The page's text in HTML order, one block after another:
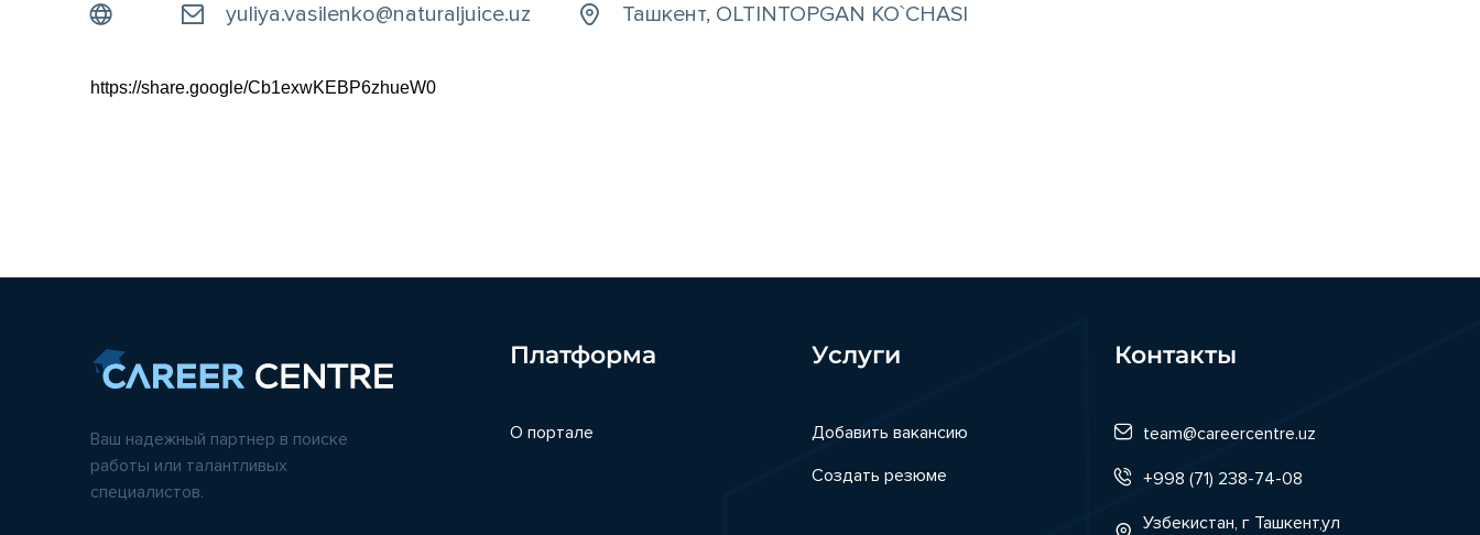
yuliya.vasilenko@naturaljuice.uz Ташкент, OLTINTOPGAN KO`CHASI
https://share.google/Cb1exwKEBP6zhueW0
Ваш надежный партнер в поиске
работы или талантливых
специалистов.
Платформа
О портале
Услуги
Добавить вакансию
Создать резюме
Контакты
team@careercentre.uz
+998 (71) 238-74-08
Узбекистан, г Ташкент,ул